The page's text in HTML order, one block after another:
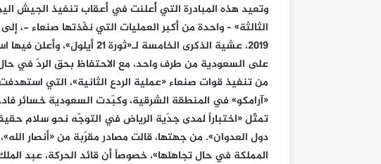
وتعيد هذه المبادرة التي أُعلنت في أعقاب تنفيذ الجيش
الثالثة» – واحدة من أكبر العمليات التي نفّذتها صنعاء -،
2019، عشية الذكرى الخامسة
على السعودية من طرف واحد، مع الاحتفاظ بحق الردّ في حال
من تنفيذ قوات صنعاء «عملية الردع الثانية»، التي
«آرامكو» في المنطقة الشرقية، وكبّدت السعودية خسائر
تمثّل «اختباراً لمدى جدّية الرياض في التوجّه نحو سلام
دول العدوان». من جهتها، قالت مصادر مقرّبة من «أنصار الله»،
المملكة في حال تجاهلها»، خصوصاً أن قائد الحركة، عبد